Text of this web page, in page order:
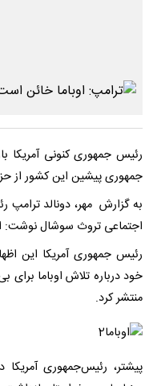
رئیس جمهوری کنونی آمریکا
جمهوری پیشین این کشور از
به گزارش مهر، دونالد ترامپ
اجتماعی تروث سوشال نوشت:
رئیس جمهوری آمریکا این
خود درباره تلاش اوباما برای
منتشر کرد.
پیشتر، رئیس‌جمهوری